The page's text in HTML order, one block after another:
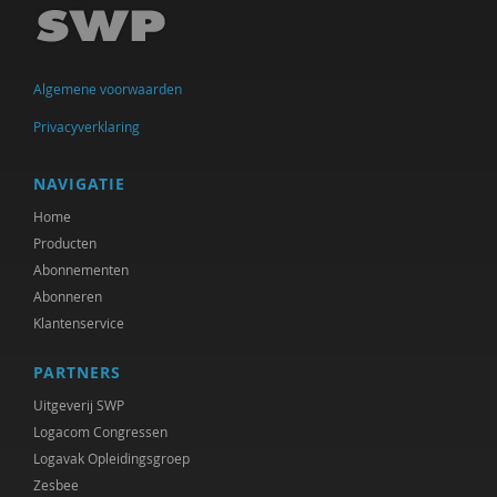
Alain Caillé e.v.a
William E. Connolly
Christine Cuomo
Bram De Jonge
Michiel de Ronde
Marcel de Rooij
Martin Drenthen
Joachim Duyndam
Didier Fassin
Aetzel Griffioen
Algemene voorwaarden
Privacyverklaring
NAVIGATIE
Home
Producten
Abonnementen
Abonneren
Klantenservice
PARTNERS
Uitgeverij SWP
Logacom Congressen
Logavak Opleidingsgroep
Zesbee